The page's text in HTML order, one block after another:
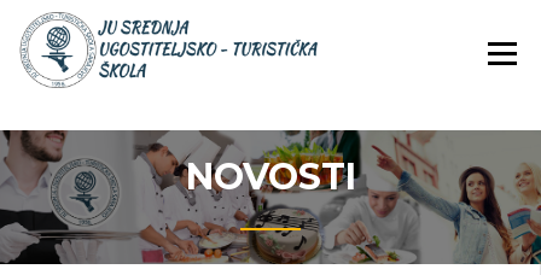
Skip
content
JU SREDNJA
NOVOSTI